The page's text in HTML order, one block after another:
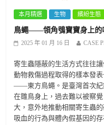
本月精選 生物 繽紛生態
鳥蠅——領角鴞寶寶身上的
2025 年 01 月 16 日 CASE
寄生蟲隱蔽的生活方式往往
動物救傷過程取得的樣本發
——東方鳥蠅。是臺灣首次紀
在雛鳥身上，過去難以被察
大，意外地推動相關寄生蟲
吸血的行為與體內假基因的